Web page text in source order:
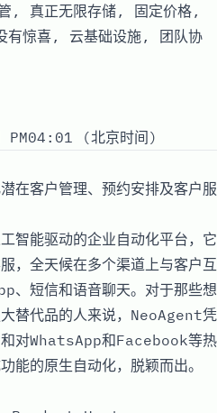
, 真正无限存储, 固定价格,
有惊喜, 云基础设施, 团队协
PM04:01 (北京时间)
在客户管理、预约安排及客户服
智能驱动的企业自动化平台，它
，全天候在多个渠道上与客户互
、短信和语音聊天。对于那些想
替代品的人来说，NeoAgent凭
和对WhatsApp和Facebook等热
能的原生自动化，脱颖而出。